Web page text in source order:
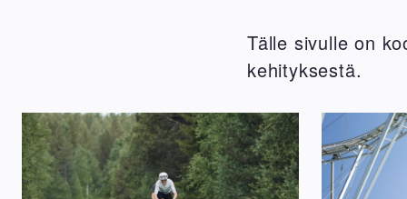
Tälle sivulle on
kehityksestä.